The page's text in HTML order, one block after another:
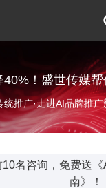
40%！盛世传媒
统推广·走进AI品牌推广
10名咨询，免费送
南》！